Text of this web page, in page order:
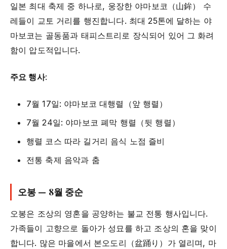
일본 최대 축제 중 하나로, 웅장한 야마보코（山鉾） 수
레들이 교토 거리를 행진합니다. 최대 25톤에 달하는 야
마보코는 골동품과 태피스트리로 장식되어 있어 그 화려
함이 압도적입니다.
주요 행사:
7월 17일: 야마보코 대행렬（앞 행렬）
7월 24일: 야마보코 폐막 행렬（뒷 행렬）
행렬 코스 따라 길거리 음식 노점 즐비
전통 축제 음악과 춤
오봉 — 8월 중순
오봉은 조상의 영혼을 공양하는 불교 전통 행사입니다.
가족들이 고향으로 돌아가 성묘를 하고 조상의 혼을 맞이
합니다. 많은 마을에서 본오도리（盆踊り）가 열리며, 마